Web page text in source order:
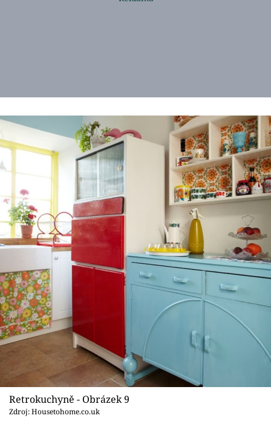
Retrokuchyně - Obrázek 9
Zdroj: Housetohome.co.uk